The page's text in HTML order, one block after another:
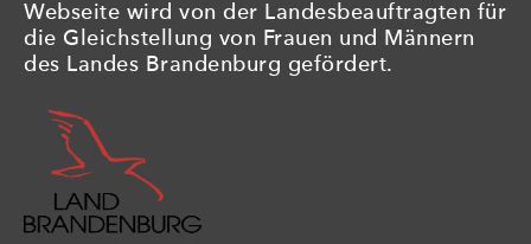
Webseite wird von der Landesbeauftragten für
die Gleichstellung von Frauen und Männern
des Landes Brandenburg gefördert.